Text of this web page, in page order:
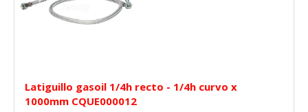
Latiguillo gasoil 1/4h recto - 1/4h curvo x
1000mm CQUE000012